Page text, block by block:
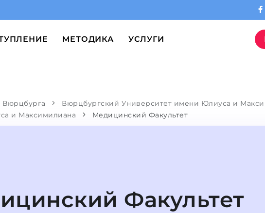
МЕТОДИКА УСЛУГИ
Вюрцбурга
Вюрцбургский Университет имени Юлиуса и
и Максимилиана
Медицинский Факультет
Факультет